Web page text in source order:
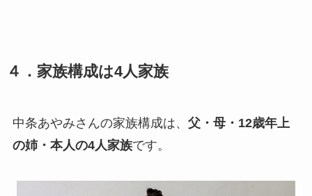
４．家族構成は4人家族
中条あやみさんの家族構成は、 父・母・12歳年上
の姉・本人の4人家族です。